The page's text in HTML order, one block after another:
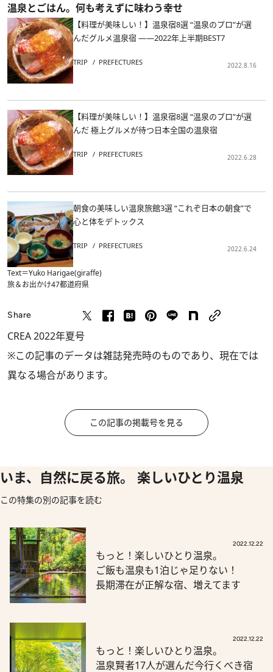
温泉とごはん。何も考えずに味わう幸せ
【料理が美味しい！】温泉宿8選 “温泉のプロ”が選
んだグルメ温泉宿 ――2022年上半期BEST7
TRIP PREFECTURES 2022.8.16
【料理が美味しい！】温泉宿8選 “温泉のプロ”が選
んだ 極上グルメが待つ日本全国の温泉宿
TRIP PREFECTURES 2022.6.28
朝食の美味しい温泉旅館3選 “これぞ日本の朝食”で
心と体をデトックス
TRIP PREFECTURES 2022.6.24
Text＝Yuko Harigae(giraffe)
旅＆お出かけ47都道府県
Share
CREA 2022年夏号
※この記事のデータは雑誌発売時のものであり、現在では
異なる場合があります。
この記事の掲載号を見る
いま、自然に戻る旅。 楽しいひとり温泉
この特集の別の記事を読む
2022.12.22
もっと！楽しいひとり温泉。
ご飯も温泉も1泊じゃ足りない！
長期滞在が正解な宿、増えてます
2022.12.22
もっと！楽しいひとり温泉。
温泉賢者17人が選んだ今行くべき宿